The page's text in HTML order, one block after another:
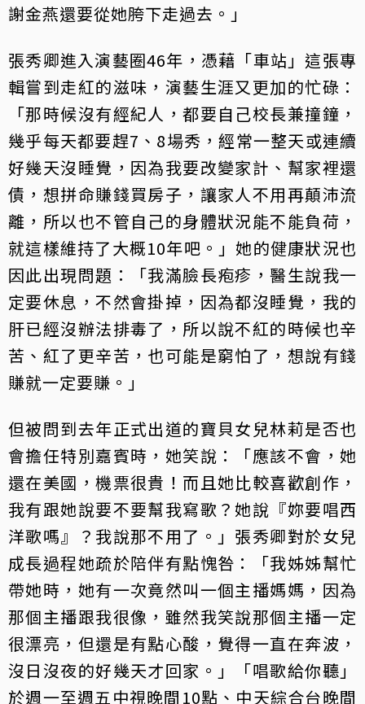
謝金燕還要從她胯下走過去。」
張秀卿進入演藝圈46年，憑藉「車站」這張專
輯嘗到走紅的滋味，演藝生涯又更加的忙碌：
「那時候沒有經紀人，都要自己校長兼撞鐘，
幾乎每天都要趕7、8場秀，經常一整天或連續
好幾天沒睡覺，因為我要改變家計、幫家裡還
債，想拼命賺錢買房子，讓家人不用再顛沛流
離，所以也不管自己的身體狀況能不能負荷，
就這樣維持了大概10年吧。」她的健康狀況也
因此出現問題：「我滿臉長疱疹，醫生說我一
定要休息，不然會掛掉，因為都沒睡覺，我的
肝已經沒辦法排毒了，所以說不紅的時候也辛
苦、紅了更辛苦，也可能是窮怕了，想說有錢
賺就一定要賺。」
但被問到去年正式出道的寶貝女兒林莉是否也
會擔任特別嘉賓時，她笑說：「應該不會，她
還在美國，機票很貴！而且她比較喜歡創作，
我有跟她說要不要幫我寫歌？她說『妳要唱西
洋歌嗎』？我說那不用了。」張秀卿對於女兒
成長過程她疏於陪伴有點愧咎：「我姊姊幫忙
帶她時，她有一次竟然叫一個主播媽媽，因為
那個主播跟我很像，雖然我笑說那個主播一定
很漂亮，但還是有點心酸，覺得一直在奔波，
沒日沒夜的好幾天才回家。」「唱歌給你聽」
於週一至週五中視晚間10點、中天綜合台晚間